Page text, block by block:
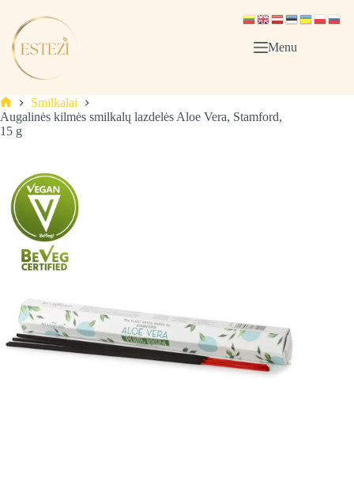
content
Menu
Pagrindinis
Smilkalai
Augalinės kilmės smilkalų lazdelės Aloe Vera, Stamford,
15 g